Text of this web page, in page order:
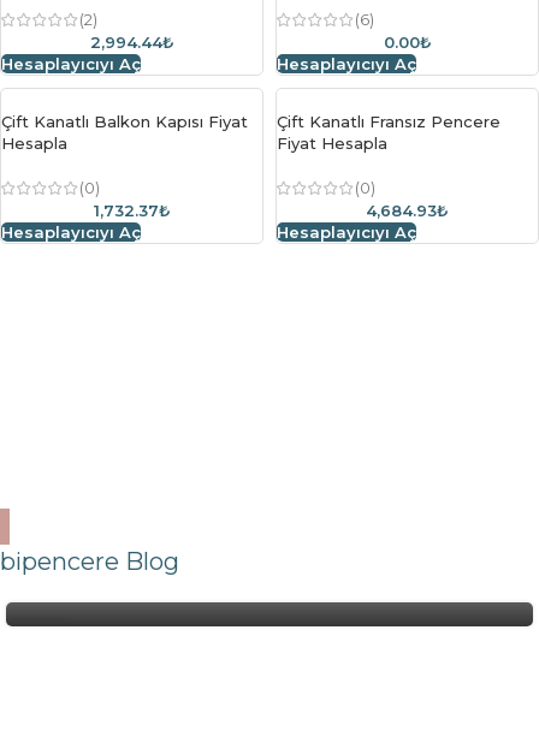
(2)
2,994.44₺
Hesaplayıcıyı Aç
(6)
0.00₺
Hesaplayıcıyı Aç
Çift Kanatlı Balkon Kapısı Fiyat
Hesapla
(0)
1,732.37₺
Hesaplayıcıyı Aç
Çift Kanatlı Fransız Pencere
Fiyat Hesapla
(0)
4,684.93₺
Hesaplayıcıyı Aç
bipencere Blog
Isı ve Ses Yalıtımında PVC Pencerelerin